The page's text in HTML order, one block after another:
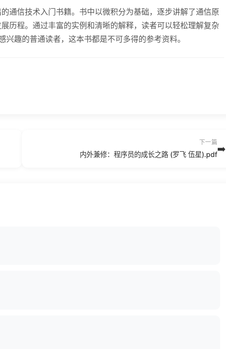
通信技术入门书籍。书中以微积分为基础，逐步讲解了通信原
历程。通过丰富的实例和清晰的解释，读者可以轻松理解复杂
趣的普通读者，这本书都是不可多得的参考资料。
下一篇
内外兼修：程序员的成长之路 (罗飞 伍星).pdf➡️